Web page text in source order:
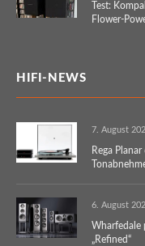
Test:
Flower-
HIFI-NEWS
7. August
Rega
6. August
Wharfedale
„Refined“